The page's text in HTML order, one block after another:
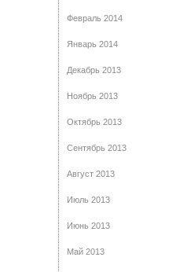
Февраль 2014
Январь 2014
Декабрь 2013
Ноябрь 2013
Октябрь 2013
Сентябрь 2013
Август 2013
Июль 2013
Июнь 2013
Май 2013